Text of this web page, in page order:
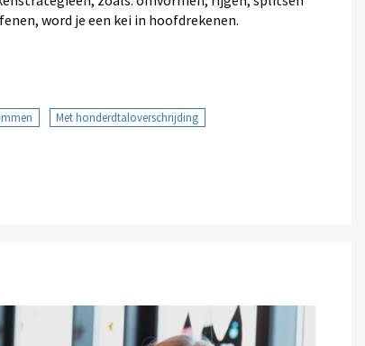
word je een kei in hoofdrekenen.
Met honderdtaloverschrijding